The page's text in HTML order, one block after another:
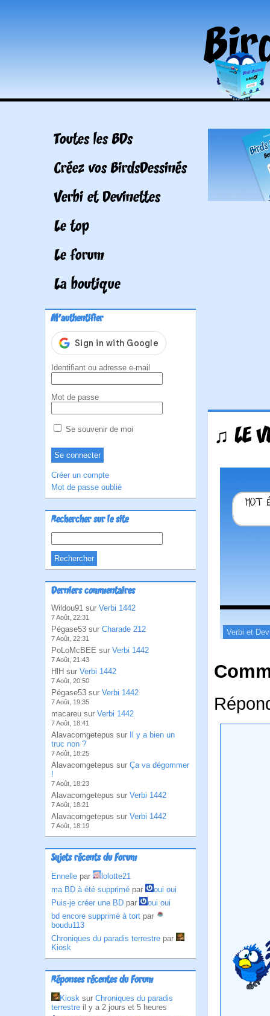
Toutes les BDs
Créez vos BirdsDessinés
Verbi et Devinettes
Le top
Le forum
La boutique
M'authentifier
Identifiant ou adresse e-mail
Mot de passe
Se souvenir de moi
Créer un compte
Mot de passe oublié
Rechercher sur le site
Derniers commentaires
Wildou91 sur Verbi 1442
7 Août, 22:31
Pégase53 sur Charade 212
7 Août, 22:31
PoLoMcBEE sur Verbi 1442
7 Août, 21:43
HlH sur Verbi 1442
7 Août, 20:50
Pégase53 sur Verbi 1442
7 Août, 19:35
macareu sur Verbi 1442
7 Août, 18:41
Alavacomgetepus sur
Il y a bien un
truc non ?
7 Août, 18:25
Alavacomgetepus sur Ça va dégommer
!
7 Août, 18:23
Alavacomgetepus sur Verbi 1442
7 Août, 18:21
Alavacomgetepus sur Verbi 1442
7 Août, 18:19
Sujets récents du Forum
Ennelle par
lolotte21
ma BD à été supprimé par
oui oui
Puis-je créer une BD par
oui oui
bd encore supprimé à tort par
boudu113
Chroniques du paradis terrestre par
Kiosk
Réponses récentes du Forum
Kiosk sur Chroniques du paradis
terrestre il y a 2 jours et 5 heures
♫ LE
Verbi et